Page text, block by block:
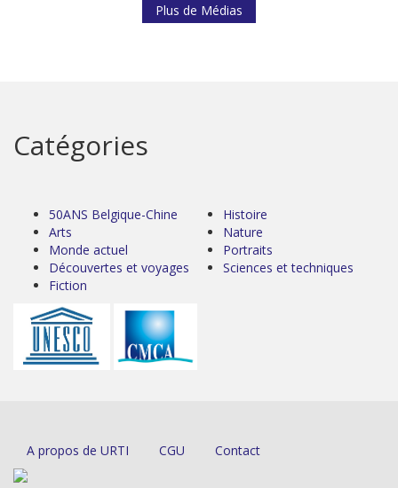
Plus de Médias
Catégories
50ANS Belgique-Chine
Arts
Monde actuel
Découvertes et voyages
Fiction
Histoire
Nature
Portraits
Sciences et techniques
A propos de URTI CGU Contact